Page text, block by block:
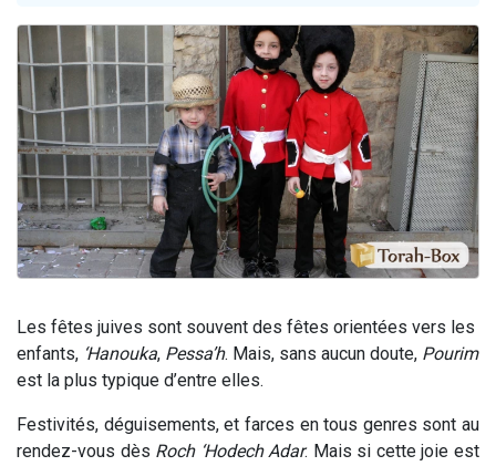
12 nouvelles musiques dans Torah-Box Music
3 personnes viennent de nous rejoindre sur WhatsApp
2 personnes viennent de nous rejoindre sur WhatsApp
2 personnes viennent de nous rejoindre sur WhatsApp
Les fêtes juives sont souvent des fêtes orientées vers les
enfants, ‘Hanouka, Pessa’h. Mais, sans aucun doute, Pourim
est la plus typique d’entre elles.
Festivités, déguisements, et farces en tous genres sont au
rendez-vous dès Roch ‘Hodech Adar. Mais si cette joie est